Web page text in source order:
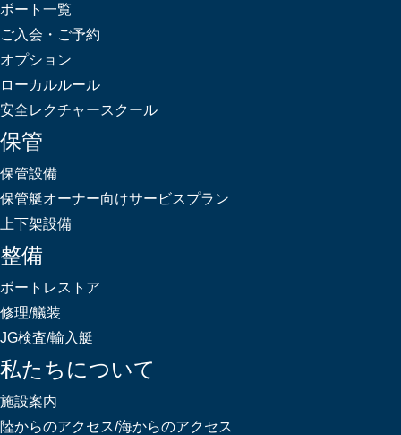
ボート一覧
ご入会・ご予約
オプション
ローカルルール
安全レクチャースクール
保管
保管設備
保管艇オーナー向けサービスプラン
上下架設備
整備
ボートレストア
修理/艤装
JG検査/輸入艇
私たちについて
施設案内
陸からのアクセス/海からのアクセス